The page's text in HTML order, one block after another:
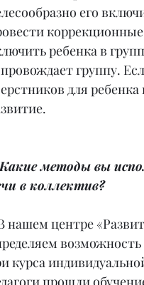
его
ребенка в
группу.
для
методы вы
в коллектив?
нашем центре
курса
прошли